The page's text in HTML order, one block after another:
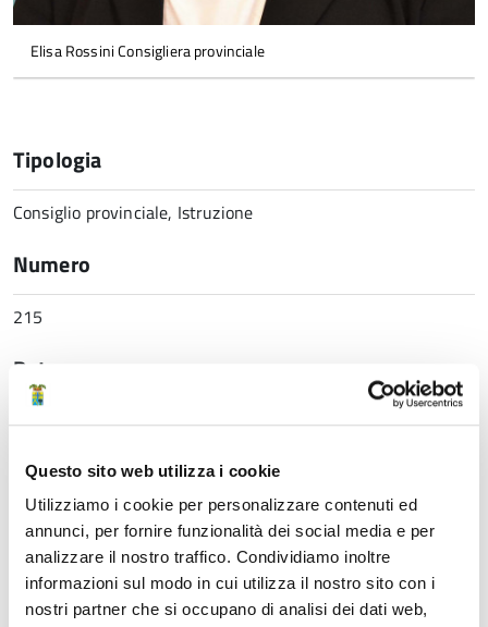
Questo sito web utilizza i cookie
Utilizziamo i cookie per personalizzare contenuti ed
annunci, per fornire funzionalità dei social media e per
analizzare il nostro traffico. Condividiamo inoltre
informazioni sul modo in cui utilizza il nostro sito con i
nostri partner che si occupano di analisi dei dati web,
Elisa Rossini Consigliera provinciale
Tipologia
Consiglio provinciale, Istruzione
Numero
215
Data
05 Giugno 2025 12:20
Struttura di riferimento
Direzione generale
Ufficio Stampa